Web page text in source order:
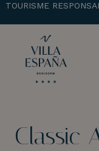
TOURISME
Classic
ENTRADA